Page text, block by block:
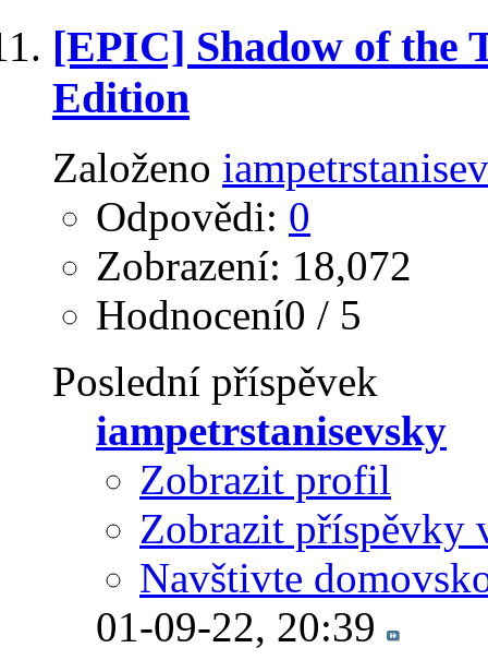
[EPIC] Shadow of the
Edition
Založeno
Odpovědi: 0
Zobrazení: 18,072
Hodnocení0 / 5
Poslední příspěvek
iampetrstanisevsky
Zobrazit profil
Zobrazit příspěvky
Navštivte
01-09-22, 20:39